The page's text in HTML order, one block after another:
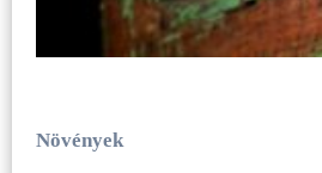
Növények